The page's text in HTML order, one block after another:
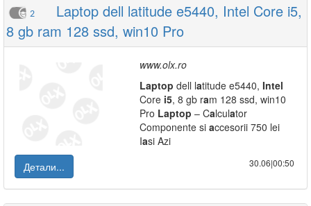
2
Laptop dell latitude e5440, Intel Core i5,
8 gb ram 128 ssd, win10 Pro
www.olx.ro
Laptop dell latitude e5440, Intel
Core i5, 8 gb ram 128 ssd, win10
Pro Laptop – Calculator
Componente si accesorii 750 lei
Iasi Azi
Детали...
30.06|00:50